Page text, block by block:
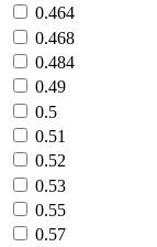
0.464
0.468
0.484
0.49
0.5
0.51
0.52
0.53
0.55
0.57